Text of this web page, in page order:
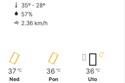
35º - 28º
57%
2.36 km/h
37 ℃
Ned
36 ℃
Pon
36 ℃
Uto